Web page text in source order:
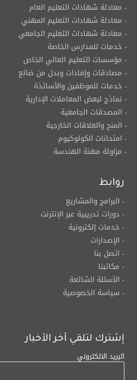
معادلة شهادات التعليم العام
معادلة شهادات التعليم المهني
معادلة شهادات التعليم الجامعي
خدمات للمدارس الخاصة
مؤسسات التعليم العالي الخاص
مصادقات وإفادات وبدل من ضائع
خدمات للموظفين والأساتذة
نماذج لبعض المعاملات الإدارية
المصدقات الجامعية
المنح والعلاقات الخارجية
امتحانات الكولوكيوم
مزاولة مهنة الهندسة
روابط
البرامج والمشاريع
دورات تدريبية عبر الإنترنت
خدمات إلكترونية
الإصدارات
اتصل بنا
مكاتبنا
الأسئلة الشائعة
سياسة الخصوصية
إشترك لتلقي آخر الأخبار
البريد الالكتروني